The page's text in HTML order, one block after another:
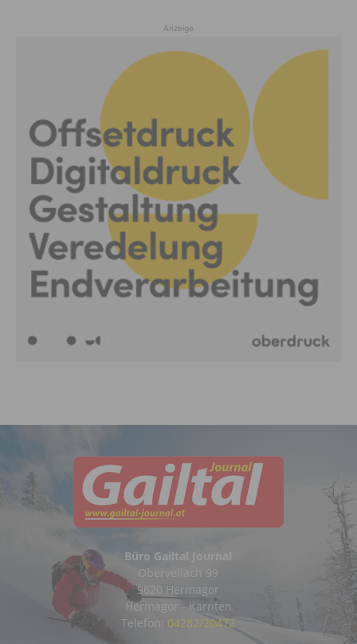
Anzeige
Büro Gailtal Journal
Obervellach 99
9620 Hermagor
Hermagor - Kärnten
Telefon: 04282/20472